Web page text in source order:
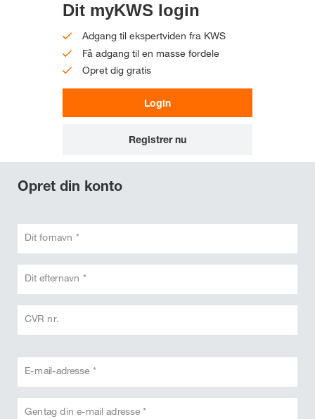
Dit myKWS login
Adgang til ekspertviden fra KWS
Få adgang til en masse fordele
Opret dig gratis
Login
Registrer nu
Opret din konto
Dit fornavn *
Dit efternavn *
CVR nr.
E-mail-adresse *
Gentag din e-mail adresse *